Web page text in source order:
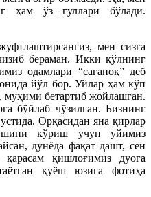
ҳам ўз гуллари бўлади.
мен сизга
бераман. Икки қўлнинг
одамлари “сағаноқ” деб
йўл бор. Уйлар ҳам кўп
муҳими бетартиб жойлашган.
бўйлаб чўзилган. Бизнинг
Орқасидан яна қирлар
кўриш учун уйимиз
дунёда фақат дашт, сен
қишлоғимиз дуога
қуёш юзига фотиҳа